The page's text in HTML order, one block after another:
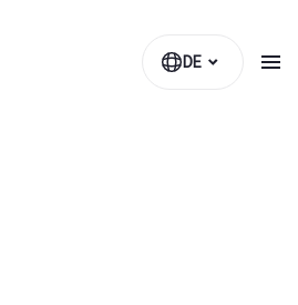
DE